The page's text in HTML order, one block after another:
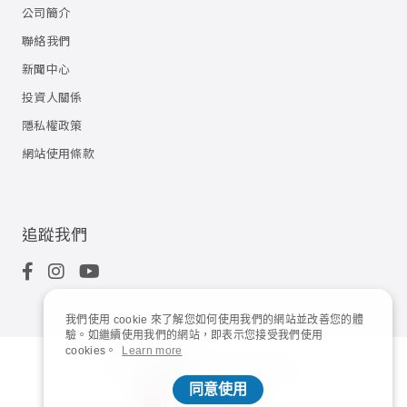
我們使用 cookie 來了解您如何使用我們的網站並改善您的體
驗。如繼續使用我們的網站，即表示您接受我們使用
cookies。
Learn more
同意使用
公司簡介
聯絡我們
新聞中心
投資人關係
隱私權政策
網站使用條款
追蹤我們
Taiwan | 繁體中文